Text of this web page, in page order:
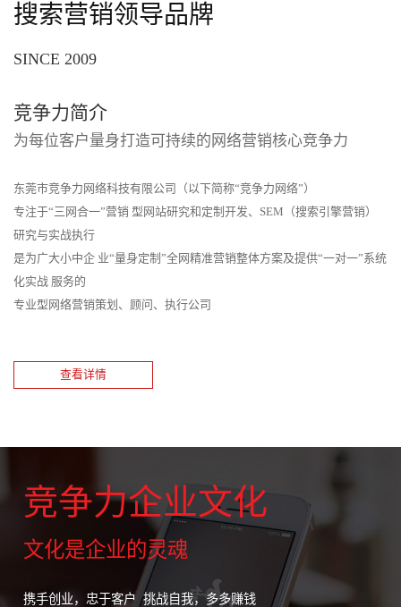
搜索营销领导品牌
SINCE 2009
竞争力简介
为每位客户量身打造可持续的网络营销核心竞争力
东莞市竞争力网络科技有限公司（以下简称“竞争力网络”）
专注于“三网合一”营销 型网站研究和定制开发、SEM（搜索引擎营销）
研究与实战执行
是为广大小中企 业“量身定制”全网精准营销整体方案及提供“一对一”系统
化实战 服务的
专业型网络营销策划、顾问、执行公司
查看详情
竞争力企业文化
文化是企业的灵魂
携手创业，忠于客户 挑战自我，多多赚钱